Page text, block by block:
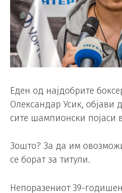
Еден од најдобрите
Олександар Усик, објави
сите шампионски појаси
Зошто? За да им
се борат за титули.
Непоразениот 39-